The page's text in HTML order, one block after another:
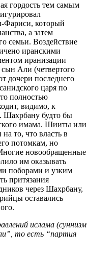
гордость тем самым
Фариси, который
а затем
семьи. Воздействие
иранскими
иранизации
сын Али (четвертого
дочери последнего
царя по
полностью
видимо, к
Шахрбану будто бы
имама. Шииты или
то, что власть в
потомкам, но
новообращенные
им оказывать
поборами и узким
притязания
через Шахрбану,
оставались
ислама (суннизм
то есть “партия